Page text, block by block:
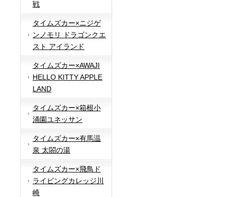
戦
タイムズカー×ニジゲ
ンノモリ ドラゴンクエ
スト アイランド
タイムズカー×AWAJI
HELLO KITTY APPLE
LAND
タイムズカー×箱根小
涌園ユネッサン
タイムズカー×有馬温
泉 太閤の湯
タイムズカー×飛鳥ド
ライビングカレッジ川
崎